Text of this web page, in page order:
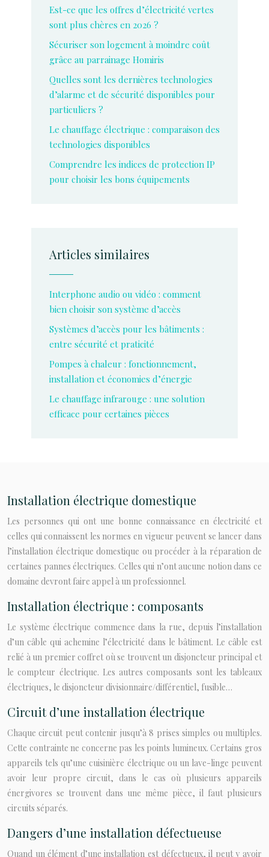
Est-ce que les offres d’électricité vertes
sont plus chères en 2026 ?
Sécuriser son logement à moindre coût
grâce au parrainage Homiris
Quelles sont les dernières technologies
d’alarme et de sécurité disponibles pour
particuliers ?
Le chauffage électrique : comparaison des
technologies disponibles
Comprendre les indices de protection IP
pour choisir les bons équipements
Articles similaires
Interphone audio ou vidéo : comment
bien choisir son système d’accès
Systèmes d’accès pour les bâtiments :
entre sécurité et praticité
Pompes à chaleur : fonctionnement,
installation et économies d’énergie
Le chauffage infrarouge : une solution
efficace pour certaines pièces
Installation électrique domestique
Les personnes qui ont une bonne connaissance en électricité et
celles qui connaissent les normes en vigueur peuvent se lancer dans
l’installation électrique domestique ou procéder à la réparation de
certaines pannes électriques. Celles qui n’ont aucune notion dans ce
domaine devront faire appel à un professionnel.
Installation électrique : composants
Le système électrique commence dans la rue, depuis l’installation
d’un câble qui achemine l’électricité dans le bâtiment. Le câble est
relié à un premier coffret où se trouvent un disjoncteur principal et
le compteur électrique. Les autres composants sont les tableaux
électriques, le disjoncteur divisionnaire/différentiel, fusible…
Circuit d’une installation électrique
Chaque circuit peut contenir jusqu’à 8 prises simples ou multiples.
Cette contrainte ne concerne pas les points lumineux. Certains gros
appareils tels qu’une cuisinière électrique ou un lave-linge peuvent
avoir leur propre circuit, dans le cas où plusieurs appareils
énergivores se trouvent dans une même pièce, il faut plusieurs
circuits séparés.
Dangers d’une installation défectueuse
Quand un élément d’une installation est défectueux, il peut y avoir